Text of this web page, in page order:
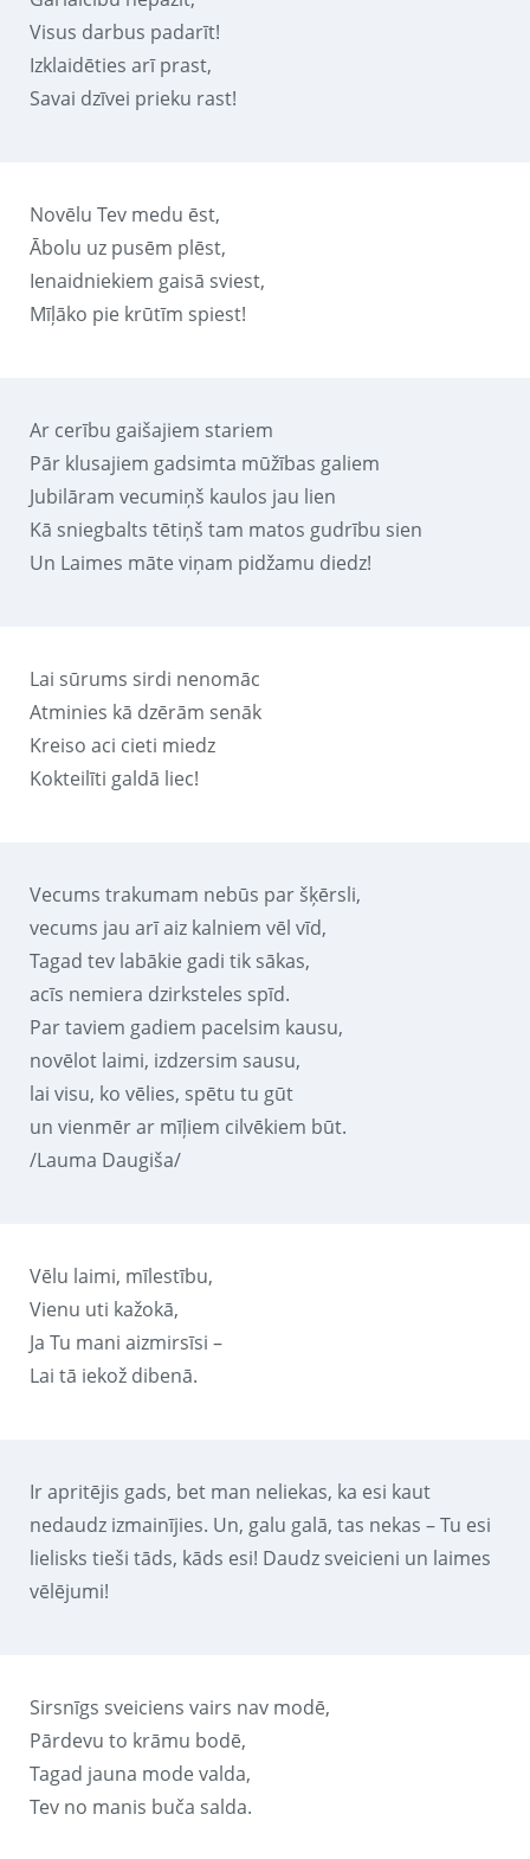
Visus darbus padarīt!
Izklaidēties arī prast,
Savai dzīvei prieku rast!
Novēlu Tev medu ēst,
Ābolu uz pusēm plēst,
Ienaidniekiem gaisā sviest,
Mīļāko pie krūtīm spiest!
Ar cerību gaišajiem stariem
Pār klusajiem gadsimta mūžības galiem
Jubilāram vecumiņš kaulos jau lien
Kā sniegbalts tētiņš tam matos gudrību sien
Un Laimes māte viņam pidžamu diedz!
Lai sūrums sirdi nenomāc
Atminies kā dzērām senāk
Kreiso aci cieti miedz
Kokteilīti galdā liec!
Vecums trakumam nebūs par šķērsli,
vecums jau arī aiz kalniem vēl vīd,
Tagad tev labākie gadi tik sākas,
acīs nemiera dzirksteles spīd.
Par taviem gadiem pacelsim kausu,
novēlot laimi, izdzersim sausu,
lai visu, ko vēlies, spētu tu gūt
un vienmēr ar mīļiem cilvēkiem būt.
/Lauma Daugiša/
Vēlu laimi, mīlestību,
Vienu uti kažokā,
Ja Tu mani aizmirsīsi –
Lai tā iekož dibenā.
Ir apritējis gads, bet man neliekas, ka esi kaut
nedaudz izmainījies. Un, galu galā, tas nekas – Tu esi
lielisks tieši tāds, kāds esi! Daudz sveicieni un laimes
vēlējumi!
Sirsnīgs sveiciens vairs nav modē,
Pārdevu to krāmu bodē,
Tagad jauna mode valda,
Tev no manis buča salda.